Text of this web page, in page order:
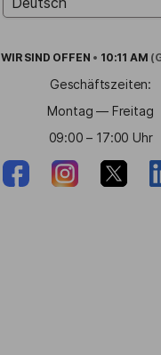
WIR SIND OFFEN • 10:11 AM
Geschäftszeiten:
Montag — Freitag
09:00 – 17:00 Uhr